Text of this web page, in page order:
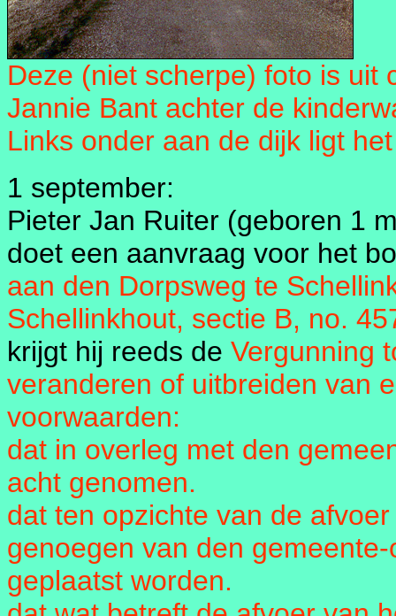
Deze (niet scherpe) foto is uit
Jannie Bant achter de
Links onder aan de dijk ligt
1 september:
Pieter Jan Ruiter (geboren 1
doet een aanvraag voor het
aan den Dorpsweg te
Schellinkhout, sectie B, no.
krijgt hij reeds de Vergunning
veranderen of uitbreiden van
voorwaarden:
dat in overleg met den
acht genomen.
dat ten opzichte van de
genoegen van den
geplaatst worden.